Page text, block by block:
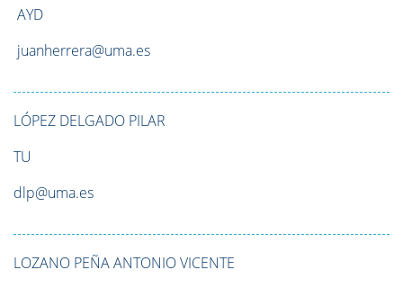
AYD
juanherrera@uma.es
LÓPEZ DELGADO PILAR
TU
dlp@uma.es
LOZANO PEÑAANTONIO VICENTE